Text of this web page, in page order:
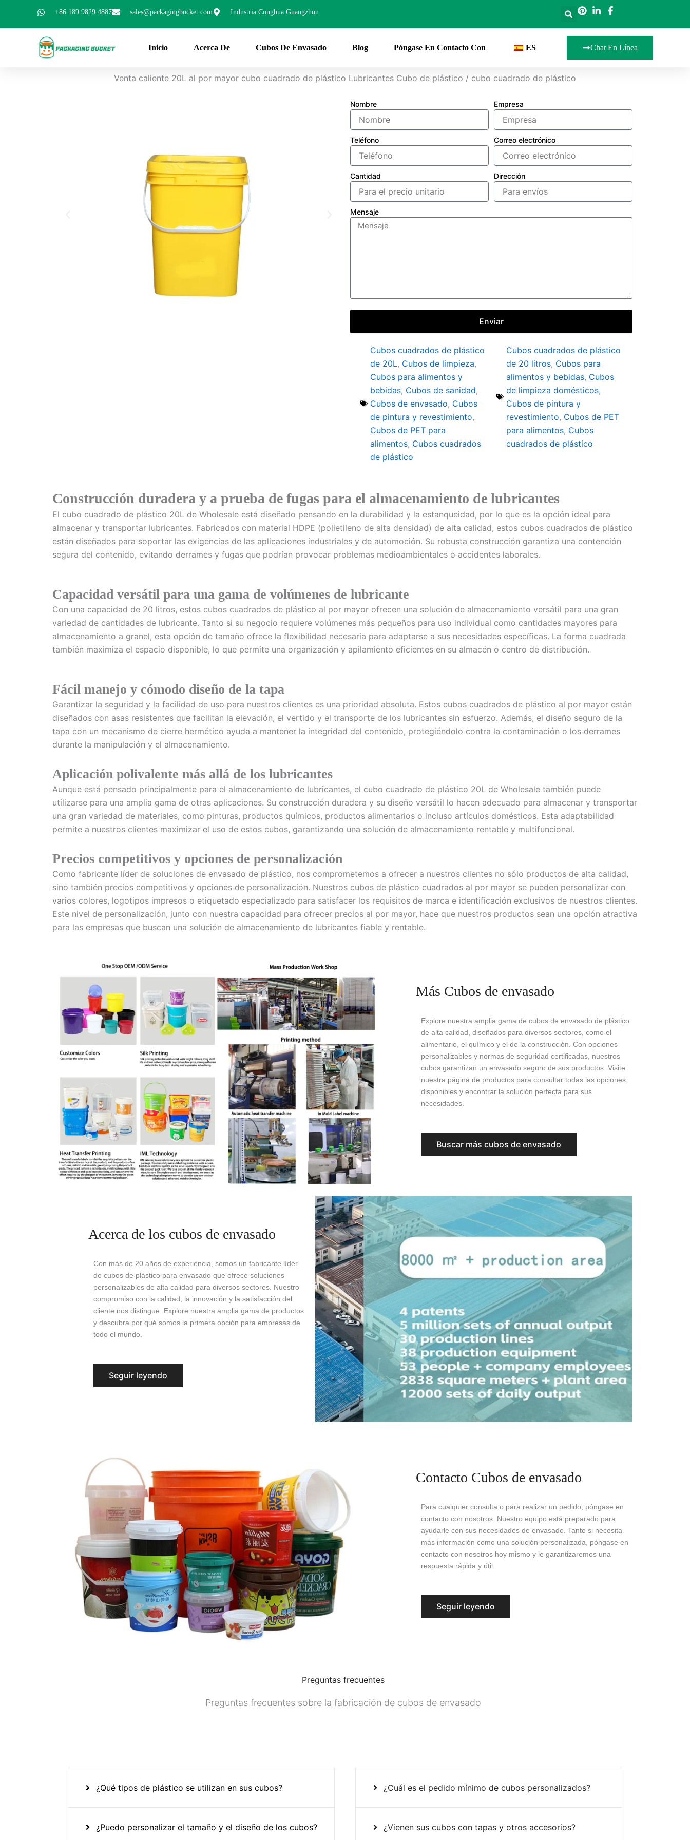
+86 189 9829 4887 sales@packagingbucket.com Industria Conghua Guangzhou
Inicio Acerca De Cubos De Envasado Blog Póngase En Contacto Con ES Chat En Línea
Venta caliente 20L al por mayor cubo cuadrado de plástico Lubricantes Cubo de plástico / cubo cuadrado de plástico
Nombre Empresa
Teléfono Correo electrónico
Cantidad Dirección
Mensaje
Enviar
Cubos cuadrados de plástico
de 20L, Cubos de limpieza,
Cubos para alimentos y
bebidas, Cubos de sanidad,
Cubos de envasado, Cubos
de pintura y revestimiento,
Cubos de PET para
alimentos, Cubos cuadrados
de plástico
Cubos cuadrados de plástico
de 20 litros, Cubos para
alimentos y bebidas, Cubos
de limpieza domésticos,
Cubos de pintura y
revestimiento, Cubos de PET
para alimentos, Cubos
cuadrados de plástico
Construcción duradera y a prueba de fugas para el almacenamiento de lubricantes
El cubo cuadrado de plástico 20L de Wholesale está diseñado pensando en la durabilidad y la estanqueidad, por lo que es la opción ideal para
almacenar y transportar lubricantes. Fabricados con material HDPE (polietileno de alta densidad) de alta calidad, estos cubos cuadrados de plástico
están diseñados para soportar las exigencias de las aplicaciones industriales y de automoción. Su robusta construcción garantiza una contención
segura del contenido, evitando derrames y fugas que podrían provocar problemas medioambientales o accidentes laborales.
Capacidad versátil para una gama de volúmenes de lubricante
Con una capacidad de 20 litros, estos cubos cuadrados de plástico al por mayor ofrecen una solución de almacenamiento versátil para una gran
variedad de cantidades de lubricante. Tanto si su negocio requiere volúmenes más pequeños para uso individual como cantidades mayores para
almacenamiento a granel, esta opción de tamaño ofrece la flexibilidad necesaria para adaptarse a sus necesidades específicas. La forma cuadrada
también maximiza el espacio disponible, lo que permite una organización y apilamiento eficientes en su almacén o centro de distribución.
Fácil manejo y cómodo diseño de la tapa
Garantizar la seguridad y la facilidad de uso para nuestros clientes es una prioridad absoluta. Estos cubos cuadrados de plástico al por mayor están
diseñados con asas resistentes que facilitan la elevación, el vertido y el transporte de los lubricantes sin esfuerzo. Además, el diseño seguro de la
tapa con un mecanismo de cierre hermético ayuda a mantener la integridad del contenido, protegiéndolo contra la contaminación o los derrames
durante la manipulación y el almacenamiento.
Aplicación polivalente más allá de los lubricantes
Aunque está pensado principalmente para el almacenamiento de lubricantes, el cubo cuadrado de plástico 20L de Wholesale también puede
utilizarse para una amplia gama de otras aplicaciones. Su construcción duradera y su diseño versátil lo hacen adecuado para almacenar y transportar
una gran variedad de materiales, como pinturas, productos químicos, productos alimentarios o incluso artículos domésticos. Esta adaptabilidad
permite a nuestros clientes maximizar el uso de estos cubos, garantizando una solución de almacenamiento rentable y multifuncional.
Precios competitivos y opciones de personalización
Como fabricante líder de soluciones de envasado de plástico, nos comprometemos a ofrecer a nuestros clientes no sólo productos de alta calidad,
sino también precios competitivos y opciones de personalización. Nuestros cubos de plástico cuadrados al por mayor se pueden personalizar con
varios colores, logotipos impresos o etiquetado especializado para satisfacer los requisitos de marca e identificación exclusivos de nuestros clientes.
Este nivel de personalización, junto con nuestra capacidad para ofrecer precios al por mayor, hace que nuestros productos sean una opción atractiva
para las empresas que buscan una solución de almacenamiento de lubricantes fiable y rentable.
Más Cubos de envasado
Explore nuestra amplia gama de cubos de envasado de plástico
de alta calidad, diseñados para diversos sectores, como el
alimentario, el químico y el de la construcción. Con opciones
personalizables y normas de seguridad certificadas, nuestros
cubos garantizan un envasado seguro de sus productos. Visite
nuestra página de productos para consultar todas las opciones
disponibles y encontrar la solución perfecta para sus
necesidades.
Buscar más cubos de envasado
Acerca de los cubos de envasado
Con más de 20 años de experiencia, somos un fabricante líder
de cubos de plástico para envasado que ofrece soluciones
personalizables de alta calidad para diversos sectores. Nuestro
compromiso con la calidad, la innovación y la satisfacción del
cliente nos distingue. Explore nuestra amplia gama de productos
y descubra por qué somos la primera opción para empresas de
todo el mundo.
Seguir leyendo
Contacto Cubos de envasado
Para cualquier consulta o para realizar un pedido, póngase en
contacto con nosotros. Nuestro equipo está preparado para
ayudarle con sus necesidades de envasado. Tanto si necesita
más información como una solución personalizada, póngase en
contacto con nosotros hoy mismo y le garantizaremos una
respuesta rápida y útil.
Seguir leyendo
Preguntas frecuentes
Preguntas frecuentes sobre la fabricación de cubos de envasado
¿Qué tipos de plástico se utilizan en sus cubos?
¿Puedo personalizar el tamaño y el diseño de los cubos?
¿Cuál es el pedido mínimo de cubos personalizados?
¿Vienen sus cubos con tapas y otros accesorios?